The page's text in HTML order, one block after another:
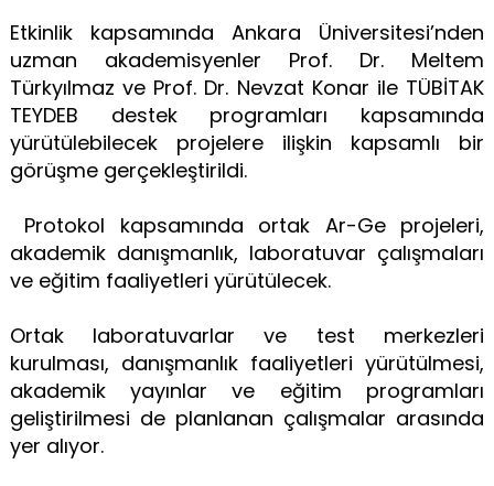
Etkinlik kapsamında Ankara Üniversitesi’nden
uzman akademisyenler Prof. Dr. Meltem
Türkyılmaz ve Prof. Dr. Nevzat Konar ile TÜBİTAK
TEYDEB destek programları kapsamında
yürütülebilecek projelere ilişkin kapsamlı bir
görüşme gerçekleştirildi.
Protokol kapsamında ortak Ar-Ge projeleri,
akademik danışmanlık, laboratuvar çalışmaları
ve eğitim faaliyetleri yürütülecek.
Ortak laboratuvarlar ve test merkezleri
kurulması, danışmanlık faaliyetleri yürütülmesi,
akademik yayınlar ve eğitim programları
geliştirilmesi de planlanan çalışmalar arasında
yer alıyor.